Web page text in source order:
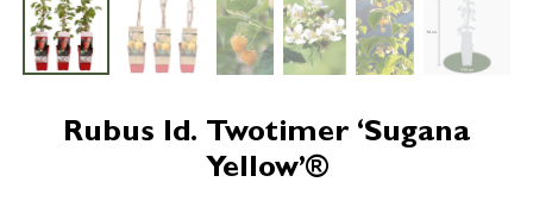
Rubus Id. Twotimer ‘Sugana
Yellow’®